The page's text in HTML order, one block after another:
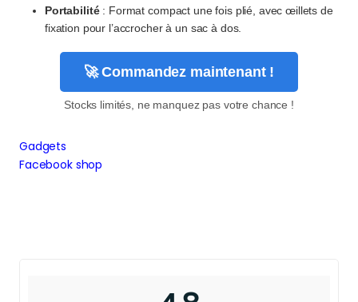
Portabilité: Format compact une fois plié, avec œillets de
fixation pour l’accrocher à un sac à dos.
🚀 Commandez maintenant !
Stocks limités, ne manquez pas votre chance !
Gadgets
Facebook shop